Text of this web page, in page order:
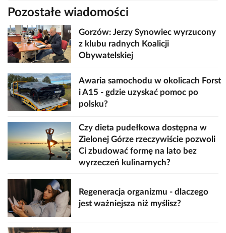
Pozostałe wiadomości
Gorzów: Jerzy Synowiec wyrzucony
z klubu radnych Koalicji
Obywatelskiej
Awaria samochodu w okolicach Forst
i A15 - gdzie uzyskać pomoc po
polsku?
Czy dieta pudełkowa dostępna w
Zielonej Górze rzeczywiście pozwoli
Ci zbudować formę na lato bez
wyrzeczeń kulinarnych?
Regeneracja organizmu - dlaczego
jest ważniejsza niż myślisz?